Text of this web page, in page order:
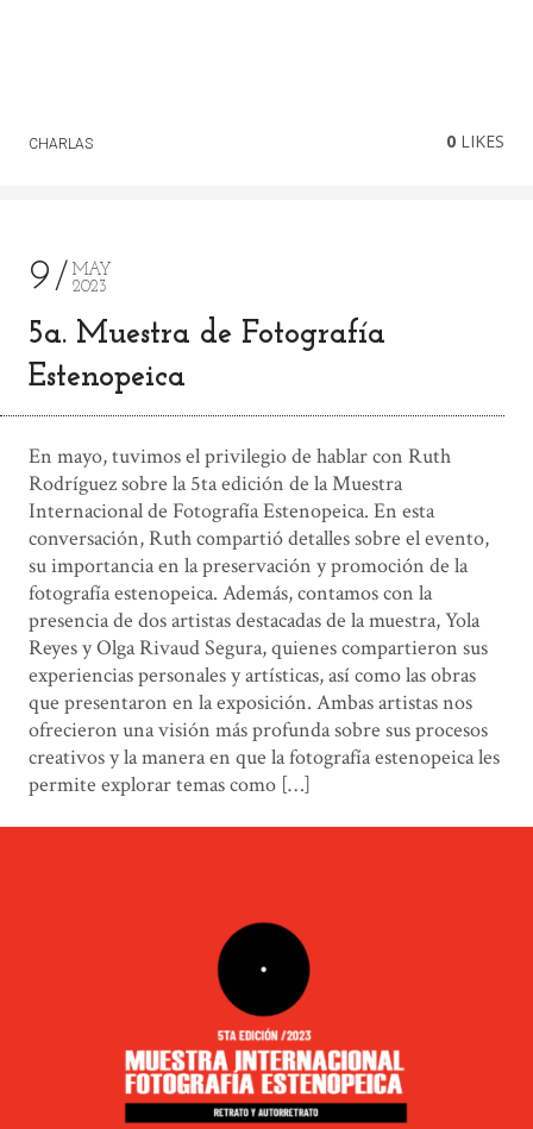
CHARLAS 0 LIKES
9
MAY
2023
5a. Muestra de Fotografía
Estenopeica
En mayo, tuvimos el privilegio de hablar con Ruth
Rodríguez sobre la 5ta edición de la Muestra
Internacional de Fotografía Estenopeica. En esta
conversación, Ruth compartió detalles sobre el evento,
su importancia en la preservación y promoción de la
fotografía estenopeica. Además, contamos con la
presencia de dos artistas destacadas de la muestra, Yola
Reyes y Olga Rivaud Segura, quienes compartieron sus
experiencias personales y artísticas, así como las obras
que presentaron en la exposición. Ambas artistas nos
ofrecieron una visión más profunda sobre sus procesos
creativos y la manera en que la fotografía estenopeica les
permite explorar temas como […]